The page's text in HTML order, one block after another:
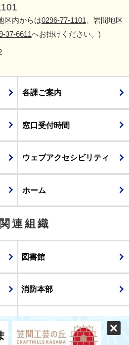
区内からは0296-77-1101 、岩間地区
37-6611へお掛けください。)
各課ご案内
窓口受付時間
ウェブアクセシビリティ
ホーム
連組織
図書館
消防本部